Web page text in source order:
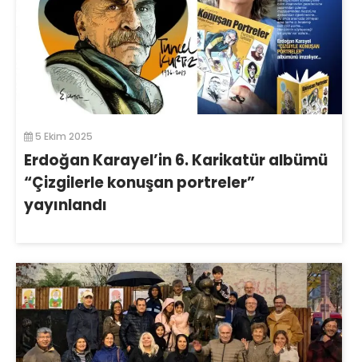
5 Ekim 2025
Erdoğan Karayel’in 6. Karikatür albümü
“Çizgilerle konuşan portreler”
yayınlandı